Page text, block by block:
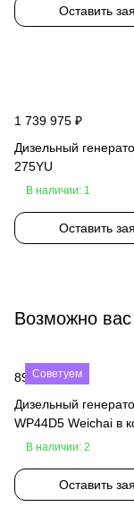
Оставить
1 739 975 ₽
Дизельный
275YU
В наличии: 1
Оставить
Возможно вас
Советуем
890 000 ₽
Дизельный
WP44D5 Weichai в
В наличии: 2
Оставить